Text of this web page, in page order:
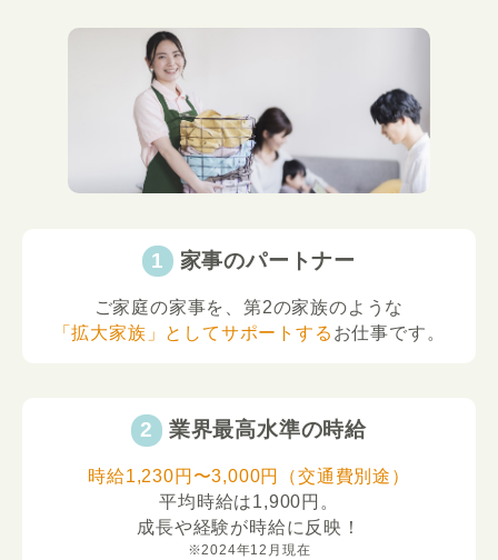
家事のパートナー
ご家庭の家事を、第2の家族のような
「拡大家族」としてサポートする お仕事です。
業界最高水準の時給
時給1,230円〜3,000円（交通費別途）
平均時給は1,900円。
成長や経験が時給に反映！
※2024年12月現在